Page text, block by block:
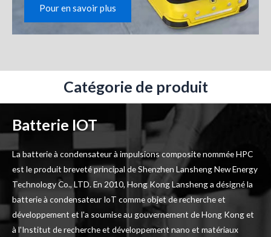
Pour en savoir plus
Catégorie de produit
Batterie IOT
La batterie à condensateur à impulsions composite nommée HPC
est le produit breveté principal de Shenzhen Lansheng New Energy
Technology Co., LTD. En 2010, Hong Kong Lansheng a désigné la
batterie à condensateur IoT comme objet de recherche et
développement et l'a soumise au gouvernement de Hong Kong et
à l'Institut de recherche et développement nano et matériaux